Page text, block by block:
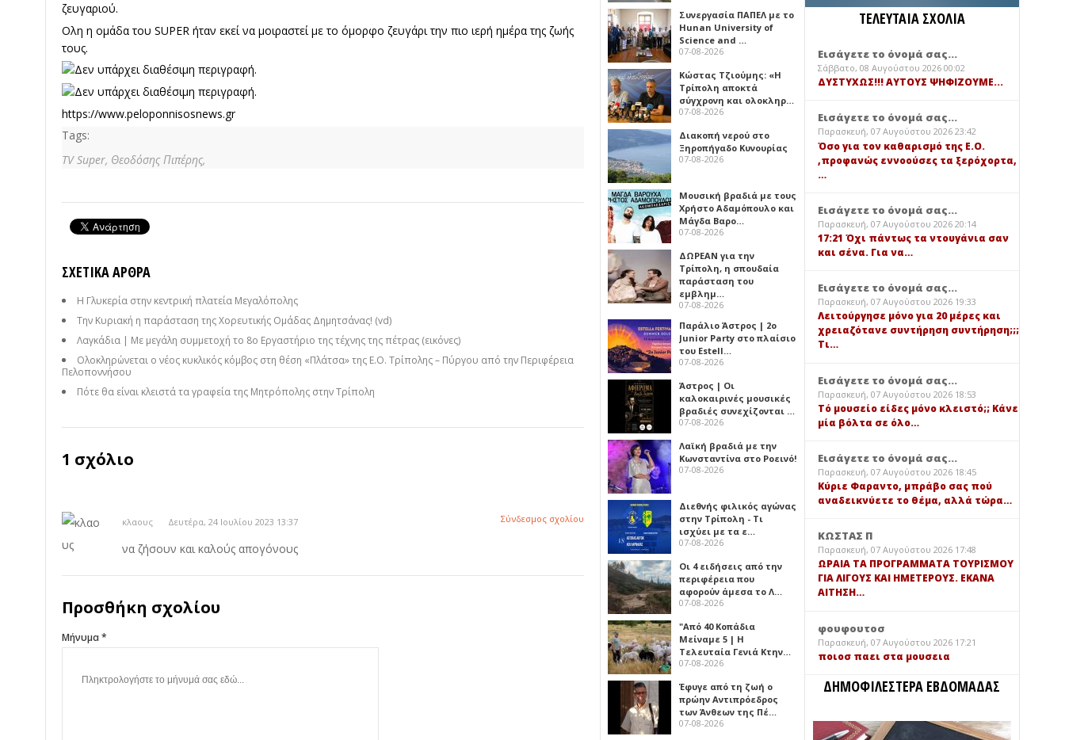
ζευγαριού.
Ολη η ομάδα του SUPER ήταν εκεί να μοιραστεί με το όμορφο ζευγάρι την πιο ιερή ημέρα της ζωής
τους.
https://www.peloponnisosnews.gr
Tags:
TV Super, Θεοδόσης Πιπέρης,
ΣΧΕΤΙΚΆ ΆΡΘΡΑ
Η Γλυκερία στην κεντρική πλατεία Μεγαλόπολης
Την Κυριακή η παράσταση της Χορευτικής Ομάδας Δημητσάνας! (vd)
Λαγκάδια | Με μεγάλη συμμετοχή το 8ο Εργαστήριο της τέχνης της πέτρας (εικόνες)
Ολοκληρώνεται ο νέος κυκλικός κόμβος στη θέση «Πλάτσα» της Ε.Ο. Τρίπολης – Πύργου από την Περιφέρεια
Πελοποννήσου
Πότε θα είναι κλειστά τα γραφεία της Μητρόπολης στην Τρίπολη
1 σχόλιο
κλαους Δευτέρα, 24 Ιουλίου 2023 13:37 Σύνδεσμος σχολίου
να ζήσουν και καλούς απογόνους
Προσθήκη σχολίου
Μήνυμα *
Συνεργασία ΠΑΠΕΛ με το
Hunan University of
Science and …
07-08-2026
Κώστας Τζιούμης: «Η
Τρίπολη αποκτά
σύγχρονη και ολοκληρ…
07-08-2026
Διακοπή νερού στο
Ξηροπήγαδο Κυνουρίας
07-08-2026
Μουσική βραδιά με τους
Χρήστο Αδαμόπουλο και
Μάγδα Βαρο…
07-08-2026
ΔΩΡΕΑΝ για την
Τρίπολη, η σπουδαία
παράσταση του
εμβλημ…
07-08-2026
Παράλιο Άστρος | 2ο
Junior Party στο πλαίσιο
του Estell…
07-08-2026
Άστρος | Οι
καλοκαιρινές μουσικές
βραδιές συνεχίζονται …
07-08-2026
Λαϊκή βραδιά με την
Κωνσταντίνα στο Ροεινό!
07-08-2026
Διεθνής φιλικός αγώνας
στην Τρίπολη - Τι
ισχύει με τα ε…
07-08-2026
Οι 4 ειδήσεις από την
περιφέρεια που
αφορούν άμεσα το Λ…
07-08-2026
"Από 40 Κοπάδια
Μείναμε 5 | Η
Τελευταία Γενιά Κτην…
07-08-2026
Έφυγε από τη ζωή ο
πρώην Αντιπρόεδρος
των Άνθεων της Πέ…
07-08-2026
ΤΕΛΕΥΤΑΙΑ ΣΧΟΛΙΑ
Εισάγετε το όνομά σας...
Σάββατο, 08 Αυγούστου 2026 00:02
ΔΥΣΤΥΧΩΣ!!! ΑΥΤΟΥΣ ΨΗΦΙΖΟΥΜΕ...
Εισάγετε το όνομά σας...
Παρασκευή, 07 Αυγούστου 2026 23:42
Όσο για τον καθαρισμό της Ε.Ο.
,προφανώς εννοούσες τα ξερόχορτα,
…
Εισάγετε το όνομά σας...
Παρασκευή, 07 Αυγούστου 2026 20:14
17:21 Όχι πάντως τα ντουγάνια σαν
και σένα. Για να…
Εισάγετε το όνομά σας...
Παρασκευή, 07 Αυγούστου 2026 19:33
Λειτούργησε μόνο για 20 μέρες και
χρειαζότανε συντήρηση συντήρηση;;;
Τι…
Εισάγετε το όνομά σας...
Παρασκευή, 07 Αυγούστου 2026 18:53
Τό μουσείο είδες μόνο κλειστό;; Κάνε
μία βόλτα σε όλο…
Εισάγετε το όνομά σας...
Παρασκευή, 07 Αυγούστου 2026 18:45
Κύριε Φαραντο, μπράβο σας πού
αναδεικνύετε το θέμα, αλλά τώρα…
ΚΩΣΤΑΣ Π
Παρασκευή, 07 Αυγούστου 2026 17:48
ΩΡΑΙΑ ΤΑ ΠΡΟΓΡΑΜΜΑΤΑ ΤΟΥΡΙΣΜΟΥ
ΓΙΑ ΛΙΓΟΥΣ ΚΑΙ ΗΜΕΤΕΡΟΥΣ. ΕΚΑΝΑ
ΑΙΤΗΣΗ…
φουφουτοσ
Παρασκευή, 07 Αυγούστου 2026 17:21
ποιοσ παει στα μουσεια
ΔΗΜΟΦΙΛΕΣΤΕΡΑ ΕΒΔΟΜΑΔΑΣ